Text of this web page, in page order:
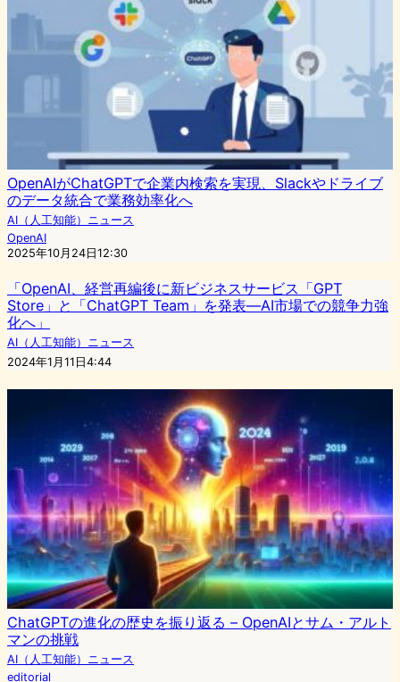
OpenAIがChatGPTで企業内検索を実現、Slackやドライブ
のデータ統合で業務効率化へ
AI（人工知能）ニュース
OpenAI
2025年10月24日12:30
「OpenAI、経営再編後に新ビジネスサービス「GPT
Store」と「ChatGPT Team」を発表―AI市場での競争力強
化へ」
AI（人工知能）ニュース
2024年1月11日4:44
ChatGPTの進化の歴史を振り返る – OpenAIとサム・アルト
マンの挑戦
AI（人工知能）ニュース
editorial